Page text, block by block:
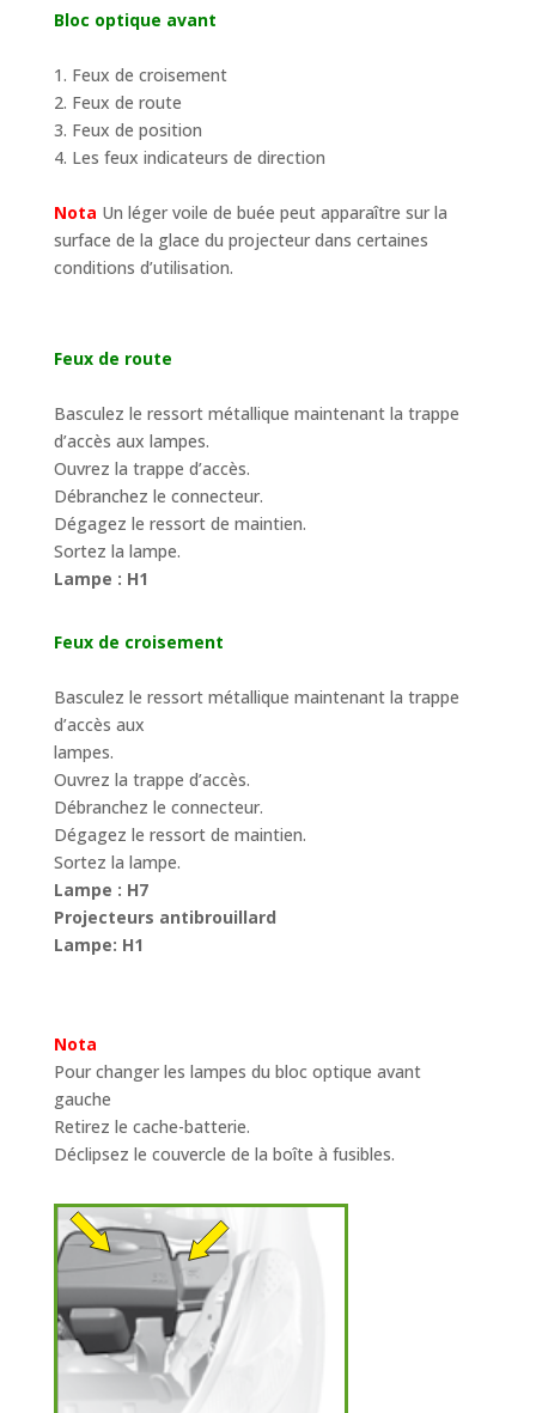
Bloc optique avant
1. Feux de croisement
2. Feux de route
3. Feux de position
4. Les feux indicateurs de direction
Nota Un léger voile de buée peut apparaître sur la
surface de la glace du projecteur dans certaines
conditions d’utilisation.
Feux de route
Basculez le ressort métallique maintenant la trappe
d’accès aux lampes.
Ouvrez la trappe d’accès.
Débranchez le connecteur.
Dégagez le ressort de maintien.
Sortez la lampe.
Lampe : H1
Feux de croisement
Basculez le ressort métallique maintenant la trappe
d’accès aux
lampes.
Ouvrez la trappe d’accès.
Débranchez le connecteur.
Dégagez le ressort de maintien.
Sortez la lampe.
Lampe : H7
Projecteurs antibrouillard
Lampe: H1
Nota
Pour changer les lampes du bloc optique avant
gauche
Retirez le cache-batterie.
Déclipsez le couvercle de la boîte à fusibles.